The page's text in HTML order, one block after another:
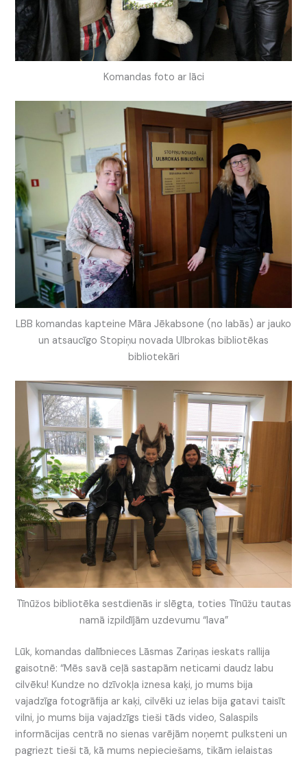
Komandas foto ar lāci
LBB komandas kapteine Māra Jēkabsone (no labās) ar jauko
un atsaucīgo Stopiņu novada Ulbrokas bibliotēkas
bibliotekāri
Tīnūžos bibliotēka sestdienās ir slēgta, toties Tīnūžu tautas
namā izpildījām uzdevumu “lava”
Lūk, komandas dalībnieces Lāsmas Zariņas ieskats rallija
gaisotnē: “Mēs savā ceļā sastapām neticami daudz labu
cilvēku! Kundze no dzīvokļa iznesa kaķi, jo mums bija
vajadzīga fotogrāfija ar kaķi, cilvēki uz ielas bija gatavi taisīt
vilni, jo mums bija vajadzīgs tieši tāds video, Salaspils
informācijas centrā no sienas varējām noņemt pulksteni un
pagriezt tieši tā, kā mums nepieciešams, tikām ielaistas